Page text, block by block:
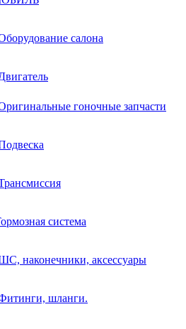
салона
гоночные запчасти
система
наконечники, аксессуары
шланги.